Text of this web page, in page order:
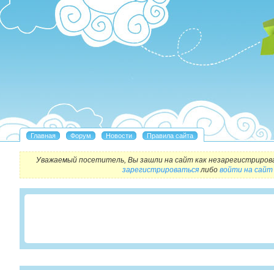
Уважаемый посетитель, Вы зашли на сайт как
зарегистрироватьсялибо войти на сайт